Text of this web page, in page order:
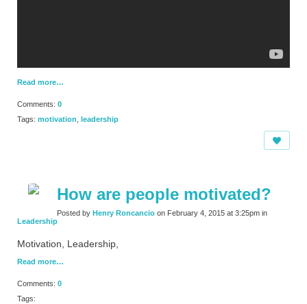
Read more…
Comments: 0
Tags: motivation leadership
How are people motivated?
Posted by Henry Roncancio on February 4, 2015 at 3:25pm in
Leadership
Motivation, Leadership,
Read more…
Comments: 0
Tags: